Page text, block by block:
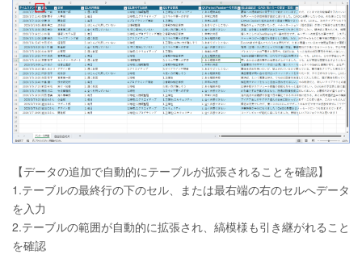
【データの追加で自動的にテーブルが拡張されることを確認】
1.テーブルの最終行の下のセル、または最右端の右のセルへデータ
を入力
2.テーブルの範囲が自動的に拡張され、縞模様も引き継がれること
を確認